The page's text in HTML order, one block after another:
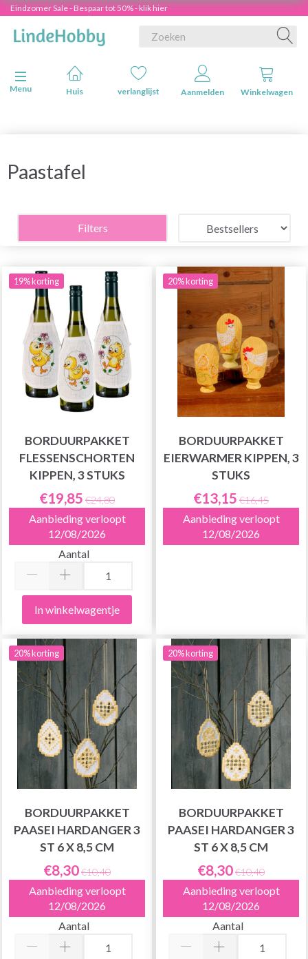
Eindzomer Sale - Bespaar tot 50% - klik hier
Navigatie in-/uitschakelen
Menu
Huis verlanglijst Aanmelden Winkelwagen
Paastafel
Filters
19% korting
BORDUURPAKKET
FLESSENSCHORTEN
KIPPEN, 3 STUKS
€19,85 €24,80
Aanbieding verloopt
12/08/2026
Aantal
In winkelwagentje
20% korting
BORDUURPAKKET
EIERWARMER KIPPEN, 3
STUKS
€13,15 €16,45
Aanbieding verloopt
12/08/2026
20% korting
BORDUURPAKKET
PAASEI HARDANGER 3
ST 6 X 8,5 CM
€8,30€10,40
Aanbieding verloopt
12/08/2026
Aantal
20% korting
BORDUURPAKKET
PAASEI HARDANGER 3
ST 6 X 8,5 CM
€8,30€10,40
Aanbieding verloopt
12/08/2026
Aantal